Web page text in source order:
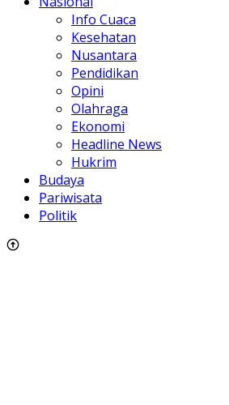
Info Cuaca
Kesehatan
Nusantara
Pendidikan
Opini
Olahraga
Ekonomi
Headline News
Hukrim
Budaya
Pariwisata
Politik